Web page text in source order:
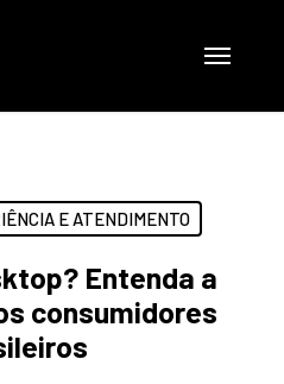
Menu
E ATENDIMENTO
Entenda a
consumidores